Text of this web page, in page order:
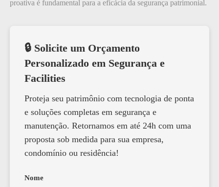
proativa é fundamental para a eficácia da segurança patrimonial.
🔒 Solicite um Orçamento
Personalizado em Segurança e
Facilities
Proteja seu patrimônio com tecnologia de ponta
e soluções completas em segurança e
manutenção. Retornamos em até 24h com uma
proposta sob medida para sua empresa,
condomínio ou residência!
Nome